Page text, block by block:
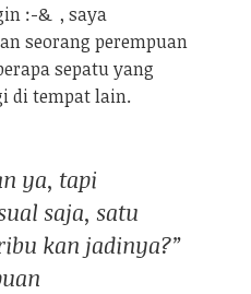
:-& , saya
seorang perempuan
sepatu yang
di tempat lain.
ya, tapi
saja, satu
kan jadinya?”